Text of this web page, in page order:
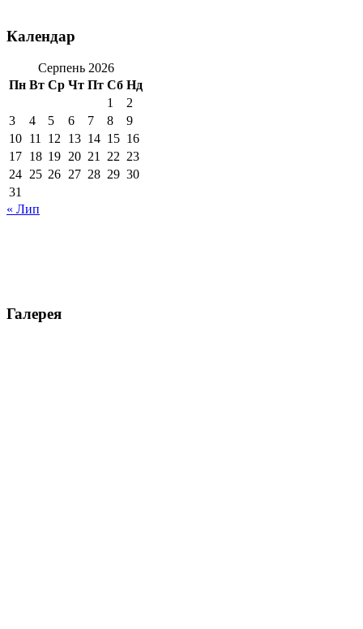
Календар
Серпень 2026
Пн Вт Ср Чт Пт Сб Нд
1
2
3
4 5 6 7 8
9
10 11 12 13 14 15 16
17 18 19 20 21 22 23
24 25 26 27 28 29 30
31
« Лип
Галерея